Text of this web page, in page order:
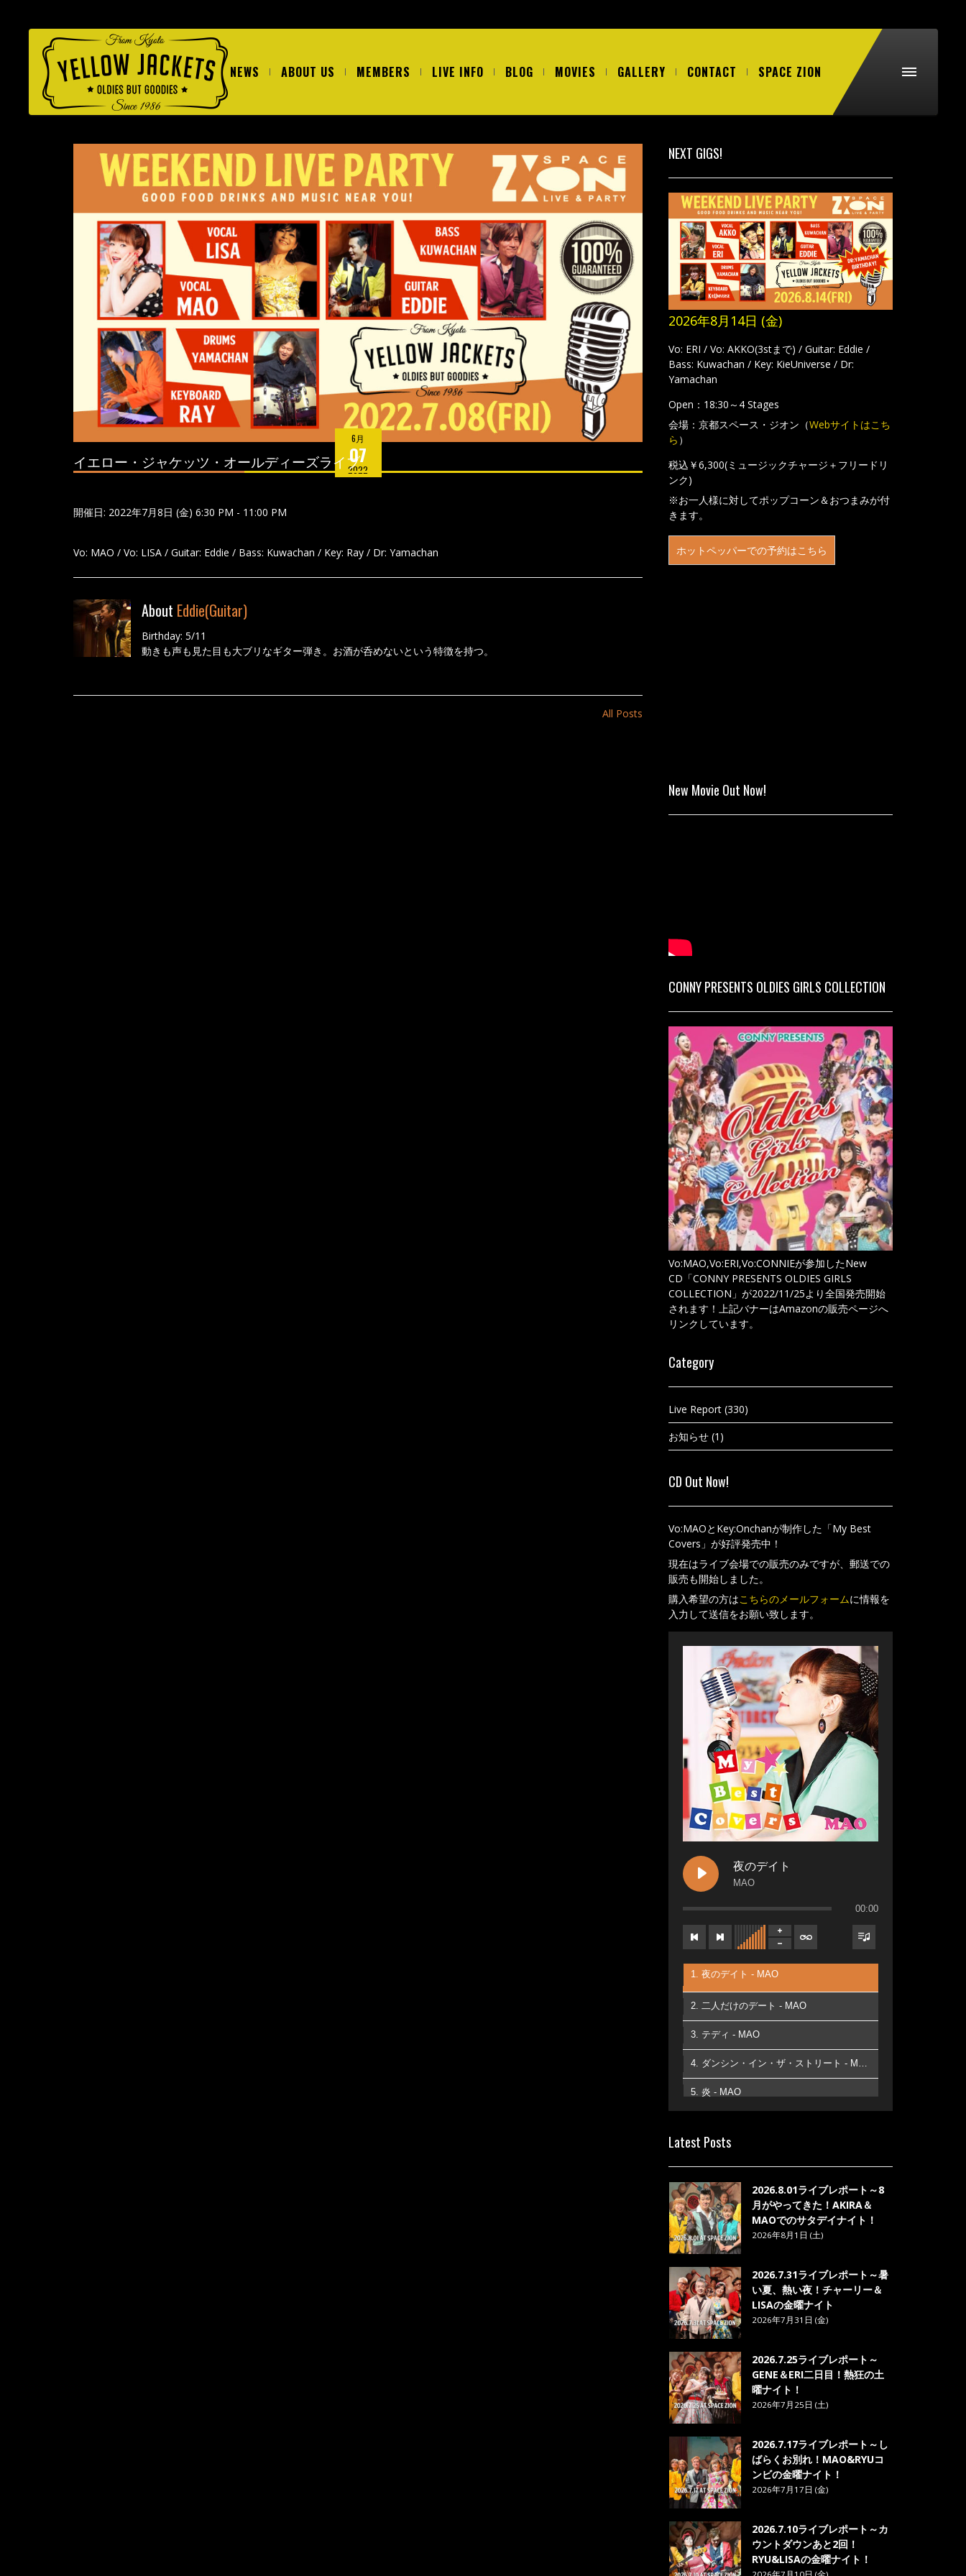
NEWS ABOUT US MEMBERS LIVE INFO BLOG MOVIES GALLERY CONTACT SPACE ZION
6月
07
2022
イエロー・ジャケッツ・オールディーズライブ
開催日: 2022年7月8日 (金) 6:30 PM - 11:00 PM
Vo: MAO / Vo: LISA / Guitar: Eddie / Bass: Kuwachan / Key: Ray / Dr: Yamachan
About Eddie(Guitar)
Birthday: 5/11
動きも声も見た目も大ブリなギター弾き。お酒が呑めないという特徴を持つ。
All Posts
NEXT GIGS!
2026年8月14日 (金)
Vo: ERI / Vo: AKKO(3stまで) / Guitar: Eddie /
Bass: Kuwachan / Key: KieUniverse / Dr:
Yamachan
Open：18:30～4 Stages
会場：京都スペース・ジオン（Webサイトはこち
ら ）
税込￥6,300(ミュージックチャージ＋フリードリ
ンク)
※お一人様に対してポップコーン＆おつまみが付
きます。
ホットペッパーでの予約はこちら
New Movie Out Now!
CONNY PRESENTS OLDIES GIRLS COLLECTION
Vo:MAO,Vo:ERI,Vo:CONNIEが参加したNew
CD「CONNY PRESENTS OLDIES GIRLS
COLLECTION」が2022/11/25より全国発売開始
されます！上記バナーはAmazonの販売ページへ
リンクしています。
Category
Live Report (330)
お知らせ (1)
CD Out Now!
Vo:MAOとKey:Onchanが制作した「My Best
Covers」が好評発売中！
現在はライブ会場での販売のみですが、郵送での
販売も開始しました。
購入希望の方はこちらのメールフォームに情報を
入力して送信をお願い致します。
夜のデイト
MAO
00:00
1. 夜のデイト - MAO
2. 二人だけのデート - MAO
3. テディ - MAO
4. ダンシン・イン・ザ・ストリート - MAO
5. 炎 - MAO
7. ベストフレンド - MAO
Latest Posts
2026.8.01ライブレポート～8
月がやってきた！AKIRA＆
MAOでのサタデイナイト！
2026年8月1日 (土)
2026.7.31ライブレポート～暑
い夏、熱い夜！チャーリー＆
LISAの金曜ナイト
2026年7月31日 (金)
2026.7.25ライブレポート～
GENE＆ERI二日目！熱狂の土
曜ナイト！
2026年7月25日 (土)
2026.7.17ライブレポート～し
ばらくお別れ！MAO&RYUコ
ンビの金曜ナイト！
2026年7月17日 (金)
2026.7.10ライブレポート～カ
ウントダウンあと2回！
RYU&LISAの金曜ナイト！